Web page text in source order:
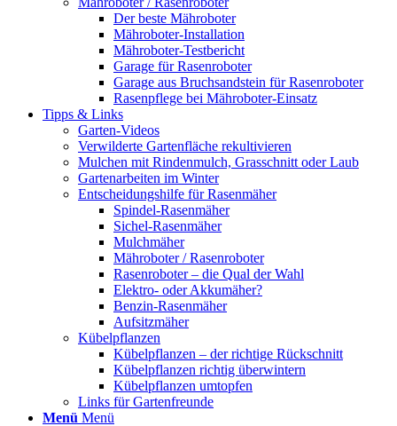
Der beste Mähroboter
Mähroboter-Installation
Mähroboter-Testbericht
Garage für Rasenroboter
Garage aus Bruchsandstein für Rasenroboter
Rasenpflege bei Mähroboter-Einsatz
Tipps & Links
Garten-Videos
Verwilderte Gartenfläche rekultivieren
Mulchen mit Rindenmulch, Grasschnitt oder Laub
Gartenarbeiten im Winter
Entscheidungshilfe für Rasenmäher
Spindel-Rasenmäher
Sichel-Rasenmäher
Mulchmäher
Mähroboter / Rasenroboter
Rasenroboter – die Qual der Wahl
Elektro- oder Akkumäher?
Benzin-Rasenmäher
Aufsitzmäher
Kübelpflanzen
Kübelpflanzen – der richtige Rückschnitt
Kübelpflanzen richtig überwintern
Kübelpflanzen umtopfen
Links für Gartenfreunde
Menü Menü